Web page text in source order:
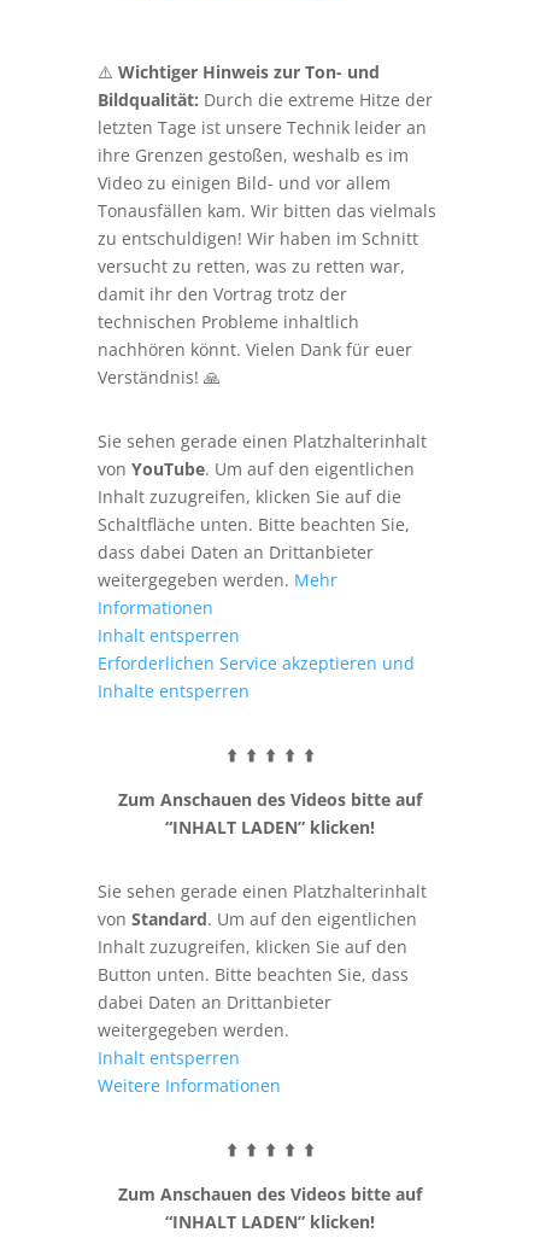
⚠️ Wichtiger Hinweis zur Ton- und
Bildqualität: Durch die extreme Hitze der
letzten Tage ist unsere Technik leider an
ihre Grenzen gestoßen, weshalb es im
Video zu einigen Bild- und vor allem
Tonausfällen kam. Wir bitten das vielmals
zu entschuldigen! Wir haben im Schnitt
versucht zu retten, was zu retten war,
damit ihr den Vortrag trotz der
technischen Probleme inhaltlich
nachhören könnt. Vielen Dank für euer
Verständnis! 🙏
Sie sehen gerade einen Platzhalterinhalt
von YouTube. Um auf den eigentlichen
Inhalt zuzugreifen, klicken Sie auf die
Schaltfläche unten. Bitte beachten Sie,
dass dabei Daten an Drittanbieter
weitergegeben werden. Mehr
Informationen
Inhalt entsperren
Erforderlichen Service akzeptieren und
Inhalte entsperren
⬆️ ⬆️ ⬆️ ⬆️ ⬆️
Zum Anschauen des Videos bitte auf
“INHALT LADEN” klicken!
Sie sehen gerade einen Platzhalterinhalt
von Standard. Um auf den eigentlichen
Inhalt zuzugreifen, klicken Sie auf den
Button unten. Bitte beachten Sie, dass
dabei Daten an Drittanbieter
weitergegeben werden.
Inhalt entsperren
Weitere Informationen
⬆️ ⬆️ ⬆️ ⬆️ ⬆️
Zum Anschauen des Videos bitte auf
“INHALT LADEN” klicken!